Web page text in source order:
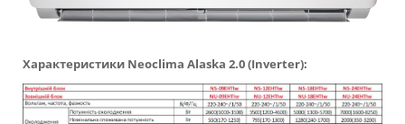
Характеристики Neoclima Alaska 2.0 (Inverter):